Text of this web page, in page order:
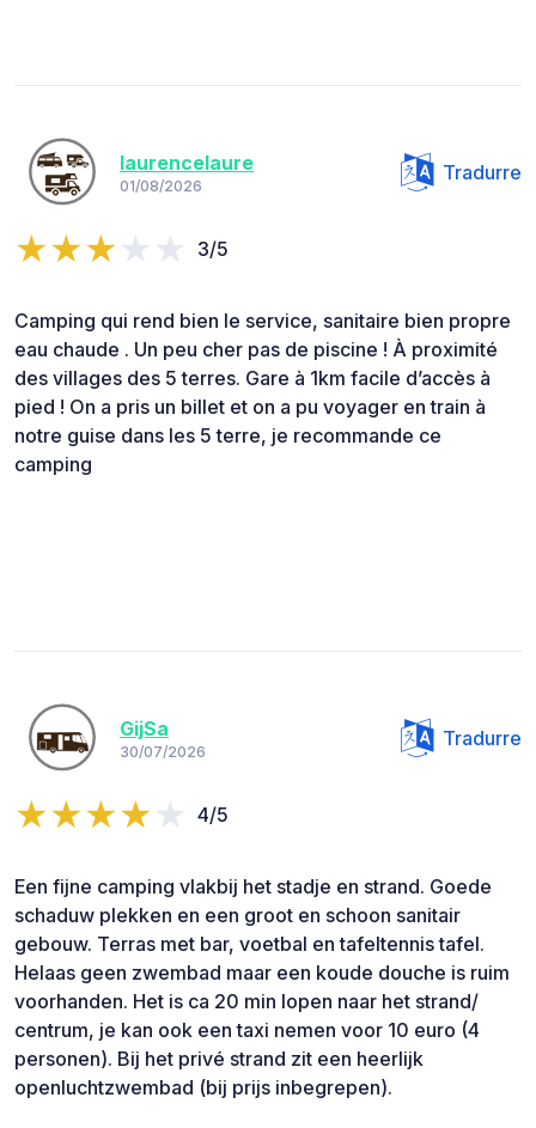
laurencelaure
01/08/2026
Tradurre
3/5
Camping qui rend bien le service, sanitaire bien propre
eau chaude . Un peu cher pas de piscine ! À proximité
des villages des 5 terres. Gare à 1km facile d’accès à
pied ! On a pris un billet et on a pu voyager en train à
notre guise dans les 5 terre, je recommande ce
camping
GijSa
30/07/2026
Tradurre
4/5
Een fijne camping vlakbij het stadje en strand. Goede
schaduw plekken en een groot en schoon sanitair
gebouw. Terras met bar, voetbal en tafeltennis tafel.
Helaas geen zwembad maar een koude douche is ruim
voorhanden. Het is ca 20 min lopen naar het strand/
centrum, je kan ook een taxi nemen voor 10 euro (4
personen). Bij het privé strand zit een heerlijk
openluchtzwembad (bij prijs inbegrepen).